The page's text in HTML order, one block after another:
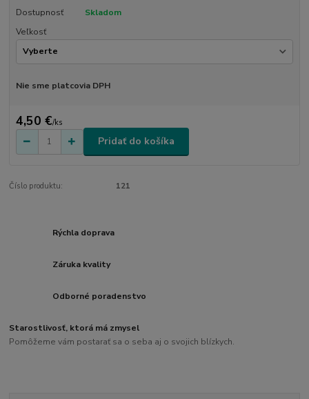
Dostupnosť
Skladom
Veľkosť
Nie sme platcovia DPH
4,50 €/ks
Pridať do košíka
Číslo produktu: 121
Rýchla doprava
Záruka kvality
Odborné poradenstvo
Starostlivosť, ktorá má zmysel
Pomôžeme vám postarať sa o seba aj o svojich blízkych.